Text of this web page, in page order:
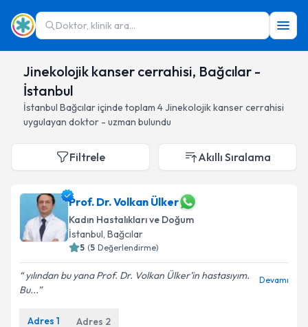
Doktor, klinik ara...
Jinekolojik kanser cerrahisi, Bağcılar -
İstanbul
İstanbul Bağcılariçinde toplam 4 Jinekolojik kanser cerrahisi
uygulayan doktor - uzman bulundu
Filtrele Akıllı Sıralama
Prof. Dr. Volkan Ülker
Kadın Hastalıkları ve Doğum
İstanbul, Bağcılar
5 (5 Değerlendirme)
yılından bu yana Prof. Dr. Volkan Ülker’in hastasıyım.
Bu...
Devamı
Adres 1 Adres 2